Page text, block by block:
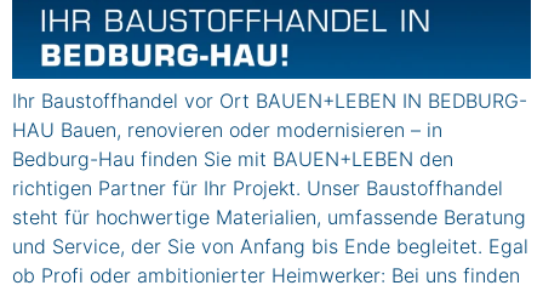
Ihr Baustoffhandel vor Ort BAUEN+LEBEN IN BEDBURG-
HAU Bauen, renovieren oder modernisieren – in
Bedburg-Hau finden Sie mit BAUEN+LEBEN den
richtigen Partner für Ihr Projekt. Unser Baustoffhandel
steht für hochwertige Materialien, umfassende Beratung
und Service, der Sie von Anfang bis Ende begleitet. Egal
ob Profi oder ambitionierter Heimwerker: Bei uns finden